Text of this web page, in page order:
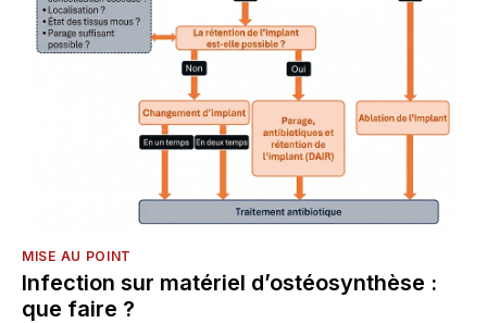
MISE AU POINT
Infection sur matériel d’ostéosynthèse :
que faire ?